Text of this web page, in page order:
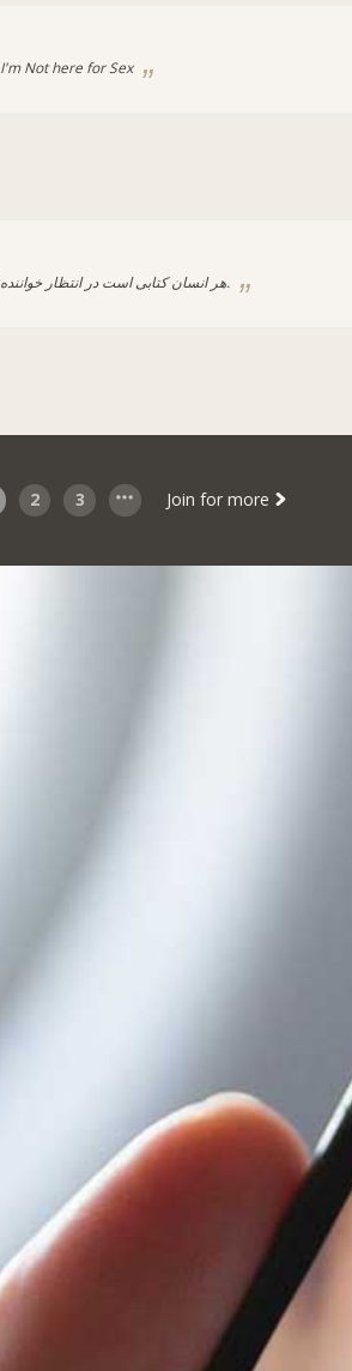
I'm Not here for Sex
هر انسان کتابی است در انتظار خواننده اش.
2 3 Join for more